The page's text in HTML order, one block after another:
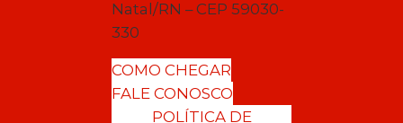
Natal/RN – CEP 59030-
330
COMO CHEGAR
FALE CONOSCO
POLÍTICA DE